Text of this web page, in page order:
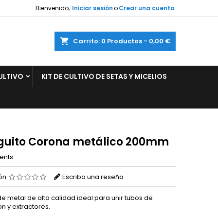
Bienvenido, Iniciar sesiónoCrear una cuenta
Carrito 0 Productos - 0,00 €
KIT DE CULTIVO DE SETAS Y MICELIOS
Corona metálico 200mm
Escriba una reseña
metal de alta calidad ideal para unir tubos de
y extractores.